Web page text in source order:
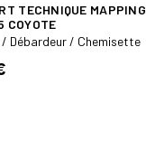
TECHNIQUE MAPPING
COYOTE
Débardeur / Chemisette